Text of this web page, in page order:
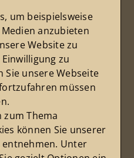
beim
– mit
für Halle
um beispielsweise
anzubieten
Website zu
zu
Sie unsere Webseite
müssen
Thema
können Sie unserer
entnehmen. Unter